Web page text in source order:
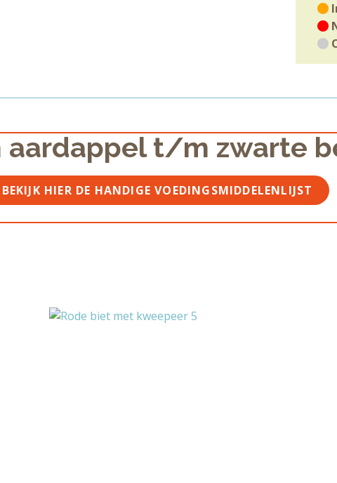
aardappel t/m zwarte
BEKIJK HIER DE HANDIGE VOEDINGSMIDDELENLIJST